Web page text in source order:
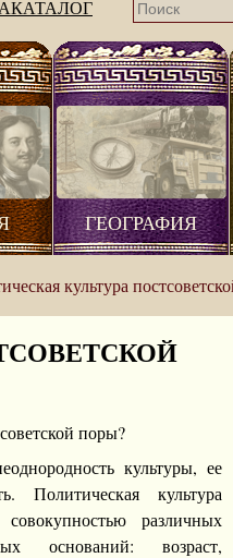
ГЕОГРАФИЯ
культура
поры?
культуры, ее
Политическая культура
различных
оснований: возраст,